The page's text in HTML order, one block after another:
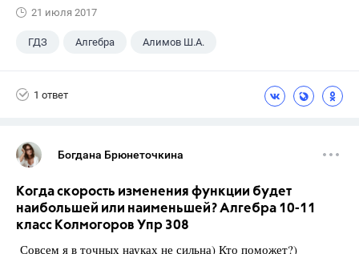
21 июля 2017
ГДЗ Алгебра Алимов Ш.А.
1 ответ
Богдана Брюнеточкина
Когда скорость изменения функции будет
наибольшей или наименьшей? Алгебра 10-11
класс Колмогоров Упр 308
Совсем я в точных науках не сильна) Кто поможет?)